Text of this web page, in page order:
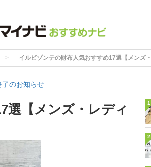
イルビゾンテの財布人気おすすめ17選【メンズ
了のお知らせ
選【メンズ・レディ
1
2